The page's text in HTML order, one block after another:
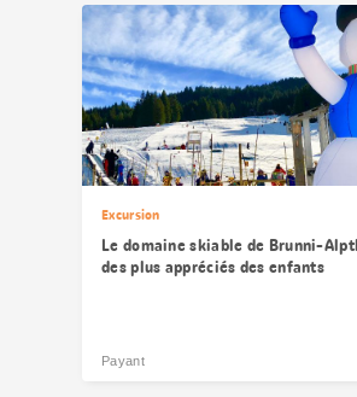
Excursion
Le domaine skiable de Brunni-
des plus appréciés des enfants
Payant